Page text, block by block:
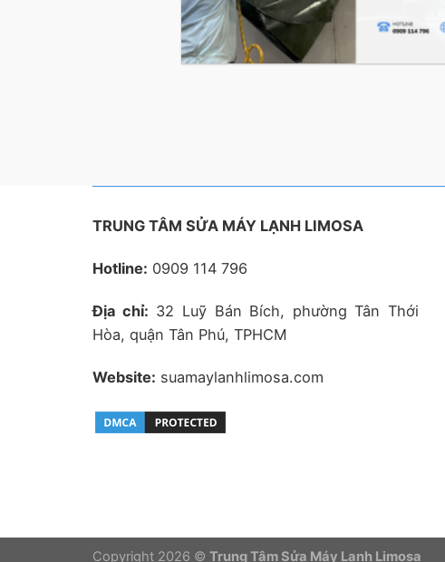
TRUNG TÂM SỬA MÁY LẠNH LIMOSA
Hotline: 0909 114 796
Địa chỉ: 32 Luỹ Bán Bích, phường Tân Thới
Hòa, quận Tân Phú, TPHCM
Website: suamaylanhlimosa.com
Copyright 2026 © Trung Tâm Sửa Máy Lạnh Limosa